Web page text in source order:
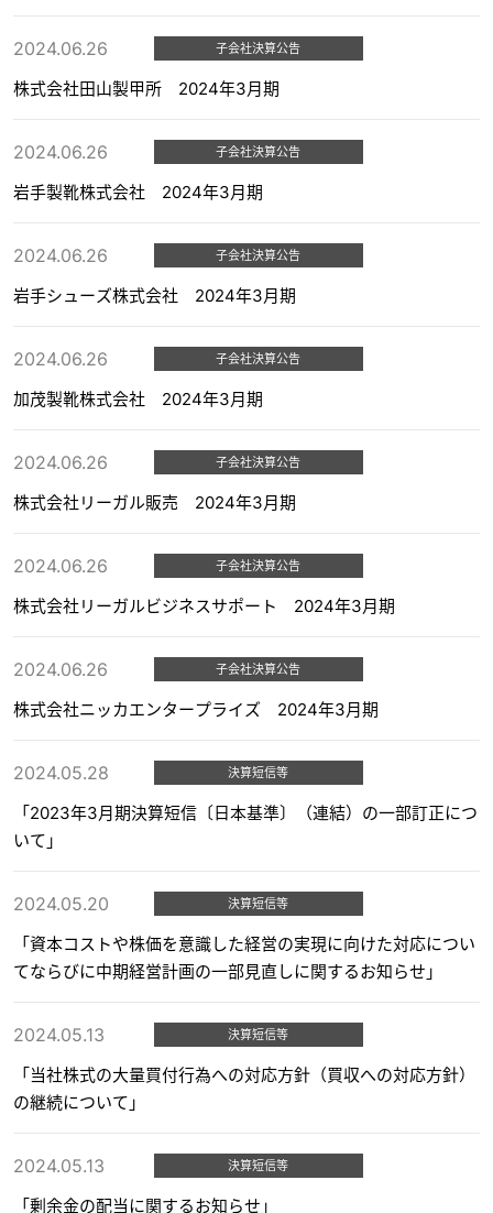
2024.06.26 子会社決算公告
株式会社田山製甲所 2024年3月期
2024.06.26 子会社決算公告
岩手製靴株式会社 2024年3月期
2024.06.26 子会社決算公告
岩手シューズ株式会社 2024年3月期
2024.06.26 子会社決算公告
加茂製靴株式会社 2024年3月期
2024.06.26 子会社決算公告
株式会社リーガル販売 2024年3月期
2024.06.26 子会社決算公告
株式会社リーガルビジネスサポート 2024年3月期
2024.06.26 子会社決算公告
株式会社ニッカエンタープライズ 2024年3月期
2024.05.28 決算短信等
「2023年3月期決算短信〔日本基準〕（連結）の一部訂正につ
いて」
2024.05.20 決算短信等
「資本コストや株価を意識した経営の実現に向けた対応につい
てならびに中期経営計画の一部見直しに関するお知らせ」
2024.05.13 決算短信等
「当社株式の大量買付行為への対応方針（買収への対応方針）
の継続について」
2024.05.13 決算短信等
「剰余金の配当に関するお知らせ」